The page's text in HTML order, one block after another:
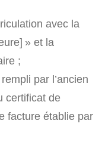
avec la
» et la
;
par l’ancien
certificat de
facture établie par